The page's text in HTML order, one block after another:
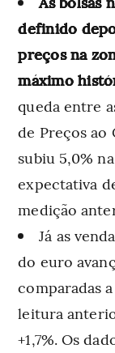
definido
preços na
máximo
queda entre
de Preços ao
subiu 5,0%
expectativa
medição
Já as
do euro
comparadas
leitura
+1,7%. Os